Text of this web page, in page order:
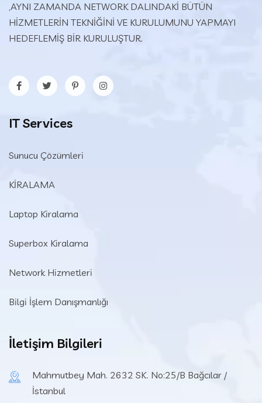
,AYNI ZAMANDA NETWORK DALINDAKİ BÜTÜN
HİZMETLERİN TEKNİĞİNİ VE KURULUMUNU YAPMAYI
HEDEFLEMİŞ BİR KURULUŞTUR.
IT Services
Sunucu Çözümleri
KİRALAMA
Laptop Kiralama
Superbox Kiralama
Network Hizmetleri
Bilgi İşlem Danışmanlığı
İletişim Bilgileri
Mahmutbey Mah. 2632 SK. No:25/B Bağcılar /
İstanbul